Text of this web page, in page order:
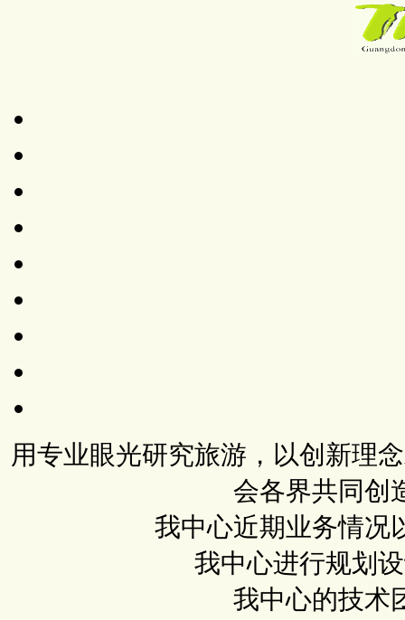
用专业眼光研究旅游，以创新理
会各界共同创
我中心近期业务情况
我中心进行规划
我中心的技术